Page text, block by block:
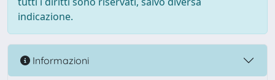
indicazione.
Informazioni